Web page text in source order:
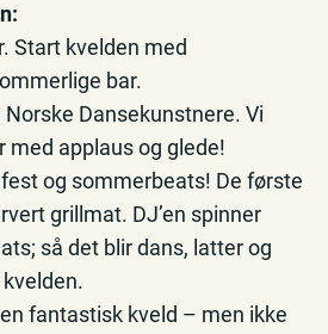
Start kvelden med
bar.
Dansekunstnere. Vi
med applaus og glede!
og sommerbeats! De første
grillmat. DJ’en spinner
så det blir dans, latter og
fantastisk kveld – men ikke